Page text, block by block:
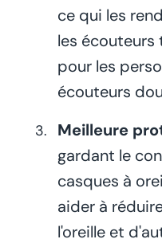
ce qui les
les
pour les
écouteurs
Meilleure
gardant le
casques à
aider à
l'oreille et